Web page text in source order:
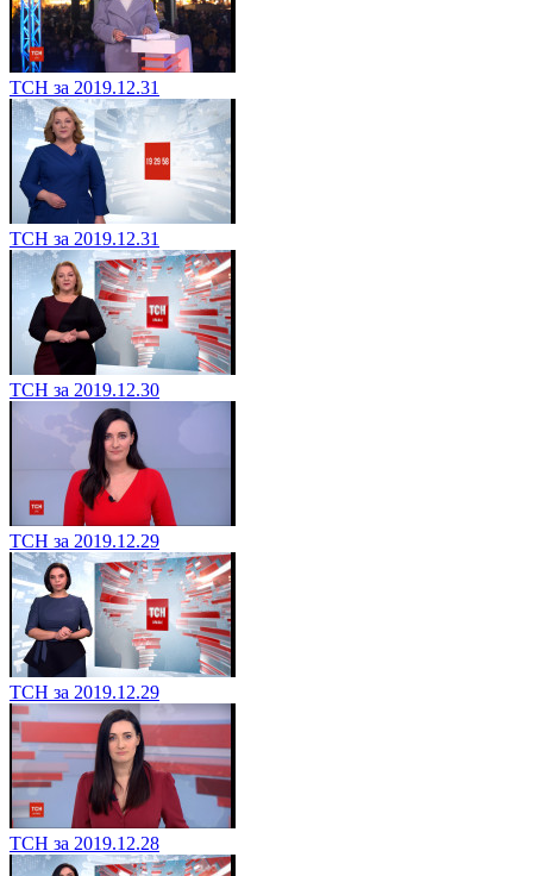
ТСН за 2019.12.31
ТСН за 2019.12.31
ТСН за 2019.12.30
ТСН за 2019.12.29
ТСН за 2019.12.29
ТСН за 2019.12.28